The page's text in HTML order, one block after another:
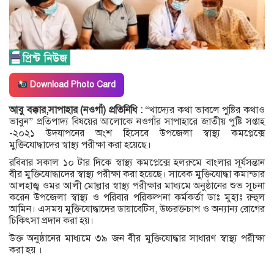
Download Photo Card
আবু বক্কার,সাপাহার (নওগাঁ) প্রতিনিধি :“খাদ্যের কথা ভাবলে পুষ্টির কথাও
ভাবুন” প্রতিপাদ্য বিষয়ের আলোকে নওগাঁর সাপাহারে জাতীয় পুষ্টি সপ্তাহ
-২০২১ উদযাপনের অংশ হিসেবে উপজেলা স্বাস্থ্য কমপ্লেক্সে
মুক্তিযোদ্ধাদের স্বাস্থ্য পরীক্ষা করা হয়েছে।
রবিবার সকাল ১০ টার দিকে স্বাস্থ্য কমপ্লেক্সে হলরুমে বাংলার সূর্যসন্তান
বীর মুক্তিযোদ্ধাদের স্বাস্থ্য পরীক্ষা করা হয়েছে। সাবেক মুক্তিযোদ্ধা কমান্ডার
আলহাজ্ব ওমর আলী মোল্লার স্বাস্থ্য পরীক্ষার মাধ্যমে অনুষ্ঠানের শুভ সূচনা
করেন উপজেলা স্বাস্থ্য ও পরিবার পরিকল্পনা কর্মকর্তা ডাঃ মুহাঃ রুহুল
আমিন। এসময় মুক্তিযোদ্ধাদের ডায়াবেটিস, উচ্চরক্তচাপ ও অন্যান্য রোগের
চিকিৎসা প্রদান করা হয়।
উক্ত অনুষ্ঠানের মাধ্যমে ৩৯ জন বীর মুক্তিযোদ্ধার সাধারণ স্বাস্থ্য পরীক্ষা
করা হয় ।